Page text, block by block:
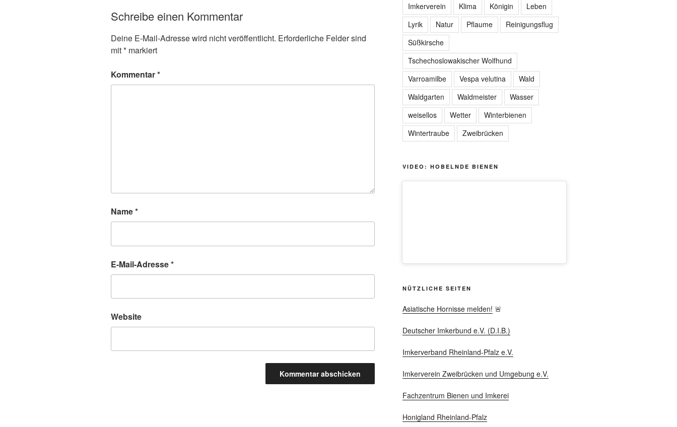
Schreibe einen Kommentar
Deine E-Mail-Adresse wird nicht veröffentlicht. Erforderliche Felder sind
mit* markiert
Kommentar*
Name*
E-Mail-Adresse*
Website
Imkerverein
Klima Königin
Leben
Lyrik
Natur Pflaume
Reinigungsflug
Süßkirsche
Tschechoslowakischer Wolfhund
Varroamilbe
Vespa velutina
Wald
Waldgarten
Waldmeister
Wasser
weisellos
Wetter
Winterbienen
Wintertraube
Zweibrücken
VIDEO: HOBELNDE BIENEN
NÜTZLICHE SEITEN
Asiatische Hornisse melden! 🚨
Deutscher Imkerbund e.V. (D.I.B.)
Imkerverband Rheinland-Pfalz e.V.
Imkerverein Zweibrücken und Umgebung e.V.
Fachzentrum Bienen und Imkerei
Honigland Rheinland-Pfalz